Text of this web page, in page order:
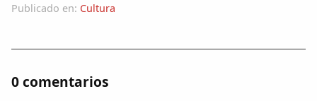
Publicado en: Cultura
0 comentarios